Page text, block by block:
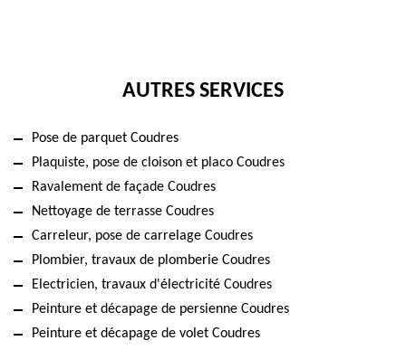
AUTRES SERVICES
Pose de parquet Coudres
Plaquiste, pose de cloison et placo Coudres
Ravalement de façade Coudres
Nettoyage de terrasse Coudres
Carreleur, pose de carrelage Coudres
Plombier, travaux de plomberie Coudres
Electricien, travaux d'électricité Coudres
Peinture et décapage de persienne Coudres
Peinture et décapage de volet Coudres